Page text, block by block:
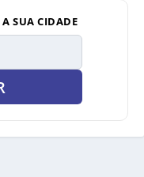
SUA CIDADE